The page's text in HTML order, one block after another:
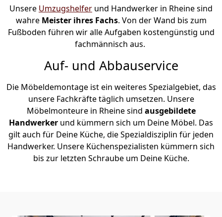
Unsere Umzugshelfer und Handwerker in Rheine sind
wahre Meister ihres Fachs. Von der Wand bis zum
Fußboden führen wir alle Aufgaben kostengünstig und
fachmännisch aus.
Auf- und Abbauservice
Die Möbeldemontage ist ein weiteres Spezialgebiet, das
unsere Fachkräfte täglich umsetzen. Unsere
Möbelmonteure in Rheine sind ausgebildete
Handwerker und kümmern sich um Deine Möbel. Das
gilt auch für Deine Küche, die Spezialdisziplin für jeden
Handwerker. Unsere Küchenspezialisten kümmern sich
bis zur letzten Schraube um Deine Küche.